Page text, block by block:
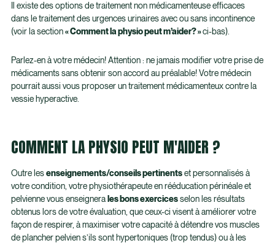
Il existe des options de traitement non médicamenteuse efficaces
dans le traitement des urgences urinaires avec ou sans incontinence
(voir la section « Comment la physio peut m’aider?»ci-bas).
Parlez-en à votre médecin! Attention : ne jamais modifier votre prise de
médicaments sans obtenir son accord au préalable! Votre médecin
pourrait aussi vous proposer un traitement médicamenteux contre la
vessie hyperactive.
COMMENT LA PHYSIO PEUT M'AIDER ?
Outre les enseignements/conseils pertinentset personnalisés à
votre condition, votre physiothérapeute en rééducation périnéale et
pelvienne vous enseignera les bons exercicesselon les résultats
obtenus lors de votre évaluation, que ceux-ci visent à améliorer votre
façon de respirer, à maximiser votre capacité à détendre vos muscles
de plancher pelvien s’ils sont hypertoniques (trop tendus) ou à les